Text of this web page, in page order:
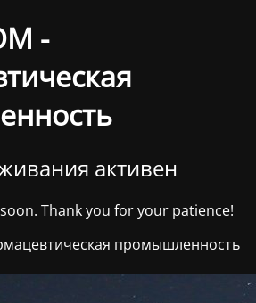
-
активен
Thank you for your patience!
промышленность